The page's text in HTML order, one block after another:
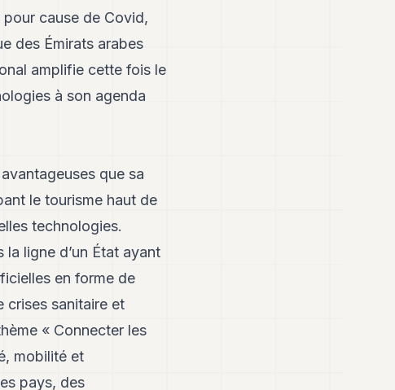
cause de Covid,
des Émirats arabes
amplifie cette fois le
à son agenda
que sa
le tourisme haut de
technologies.
la ligne d’un État ayant
en forme de
crises sanitaire et
« Connecter les
mobilité et
pays, des